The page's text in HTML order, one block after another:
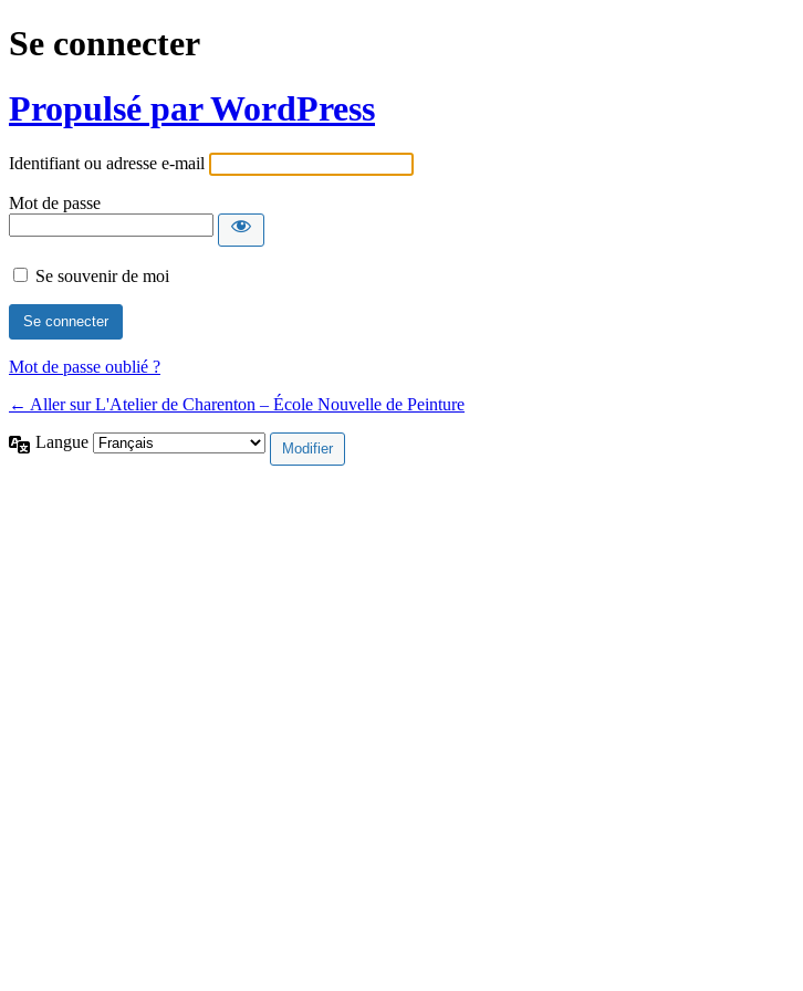
Se connecter
Propulsé par WordPress
Identifiant ou adresse e-mail
Mot de passe
Se souvenir de moi
Mot de passe oublié ?
← Aller sur L'Atelier de Charenton – École Nouvelle de Peinture
Langue